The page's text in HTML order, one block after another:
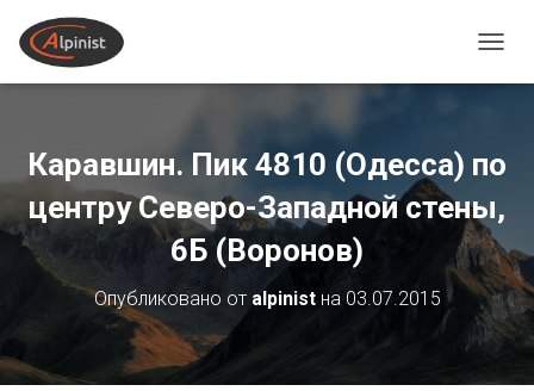
Каравшин. Пик 4810 (Одесса) по
центру Северо-Западной стены,
6Б (Воронов)
Опубликовано от alpinistна 03.07.2015